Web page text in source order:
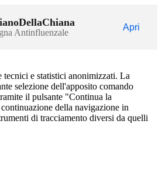
Antinfluenzale
Apri
e statistici anonimizzati. La
selezione dell'apposito comando
il pulsante "Continua la
della navigazione in
di tracciamento diversi da quelli